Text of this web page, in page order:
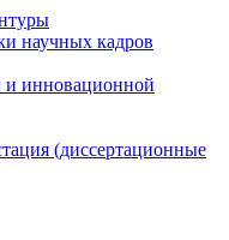
научных кадров
и инновационной
(диссертационные